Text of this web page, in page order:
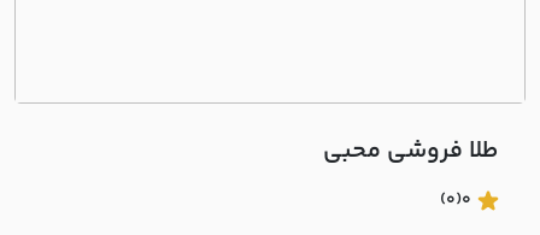
درباره
با ما
طلا فروشی محبي
0
(0)